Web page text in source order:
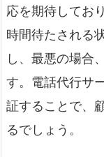
応を期待してお
時間待たされる
し、最悪の場合
す。電話代行サ
証することで、
るでしょう。